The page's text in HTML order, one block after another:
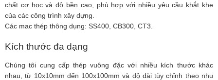
chất cơ học và độ bền cao, phù hợp với nhiều yêu cầu khắt khe
của các công trình xây dựng.
Các mac thép thông dụng: SS400, CB300, CT3.
Kích thước đa dạng
Chúng tôi cung cấp thép vuông đặc với nhiều kích thước khác
nhau, từ 10x10mm đến 100x100mm và độ dài tùy chỉnh theo nhu